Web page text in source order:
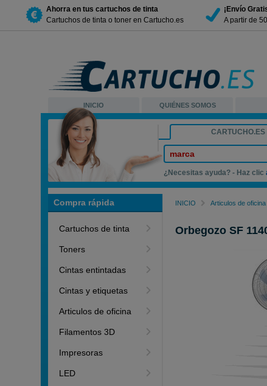
Ahorra en tus cartuchos de tinta
Cartuchos de tinta o toner en Cartucho.es
¡Envío
A partir de
INICIO QUIÉNES SOMOS
CARTUCHO.ES
marca
¿Necesitas ayuda? - Haz clic
Compra rápida
Cartuchos de tinta
Toners
Cintas entintadas
Cintas y etiquetas
Articulos de oficina
Filamentos 3D
Impresoras
LED
INICIO Articulos de oficina
Orbegozo SF